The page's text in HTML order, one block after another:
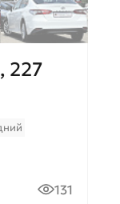
227
131